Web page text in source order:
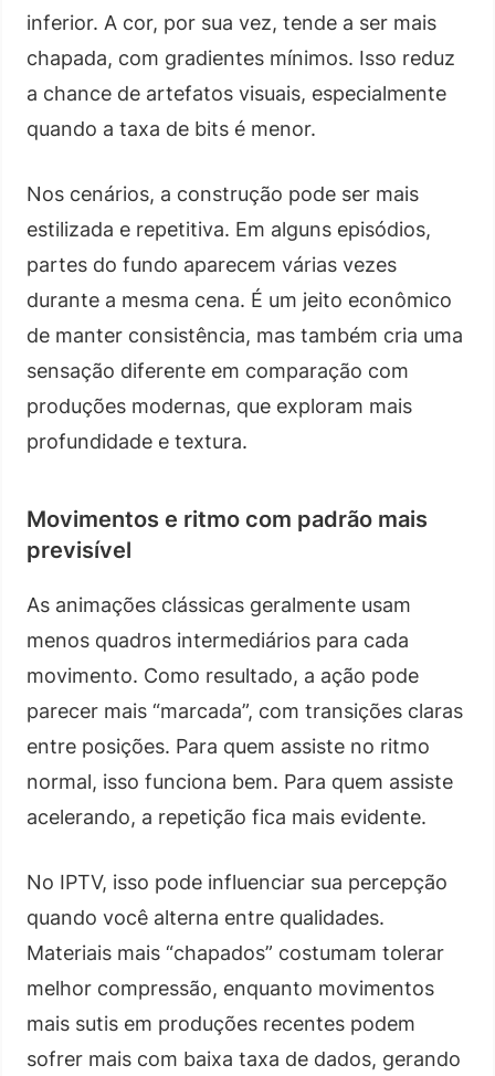
inferior. A cor, por sua vez, tende a ser mais
chapada, com gradientes mínimos. Isso reduz
a chance de artefatos visuais, especialmente
quando a taxa de bits é menor.
Nos cenários, a construção pode ser mais
estilizada e repetitiva. Em alguns episódios,
partes do fundo aparecem várias vezes
durante a mesma cena. É um jeito econômico
de manter consistência, mas também cria uma
sensação diferente em comparação com
produções modernas, que exploram mais
profundidade e textura.
Movimentos e ritmo com padrão mais
previsível
As animações clássicas geralmente usam
menos quadros intermediários para cada
movimento. Como resultado, a ação pode
parecer mais “marcada”, com transições claras
entre posições. Para quem assiste no ritmo
normal, isso funciona bem. Para quem assiste
acelerando, a repetição fica mais evidente.
No IPTV, isso pode influenciar sua percepção
quando você alterna entre qualidades.
Materiais mais “chapados” costumam tolerar
melhor compressão, enquanto movimentos
mais sutis em produções recentes podem
sofrer mais com baixa taxa de dados, gerando